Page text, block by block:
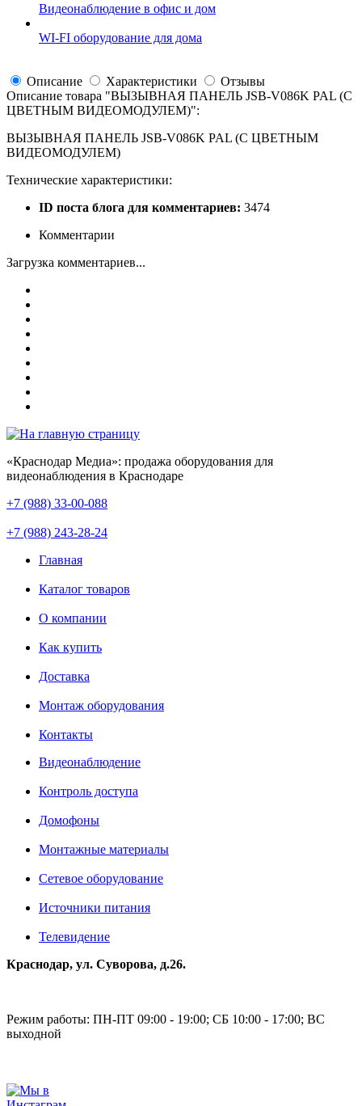
Видеонаблюдение в офис и дом
WI-FI оборудование для дома
Описание Характеристики
Отзывы
Описание товара "ВЫЗЫВНАЯ ПАНЕЛЬ JSB-V086K PAL (С
ЦВЕТНЫМ ВИДЕОМОДУЛЕМ)":
ВЫЗЫВНАЯ ПАНЕЛЬ JSB-V086K PAL (С ЦВЕТНЫМ
ВИДЕОМОДУЛЕМ)
Технические характеристики:
ID поста блога для комментариев: 3474
Комментарии
Загрузка комментариев...
«Краснодар Медиа»: продажа оборудования для
видеонаблюдения в Краснодаре
+7 (988) 33-00-088
+7 (988) 243-28-24
Главная
Каталог товаров
О компании
Как купить
Доставка
Монтаж оборудования
Контакты
Видеонаблюдение
Контроль доступа
Домофоны
Монтажные материалы
Сетевое оборудование
Источники питания
Телевидение
Краснодар, ул. Суворова, д.26.
Режим работы: ПН-ПТ 09:00 - 19:00; СБ 10:00 - 17:00; ВС
выходной